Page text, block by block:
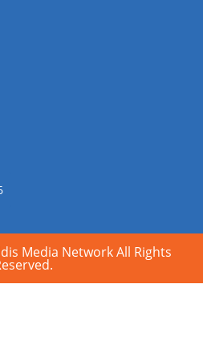
Media Network All Rights